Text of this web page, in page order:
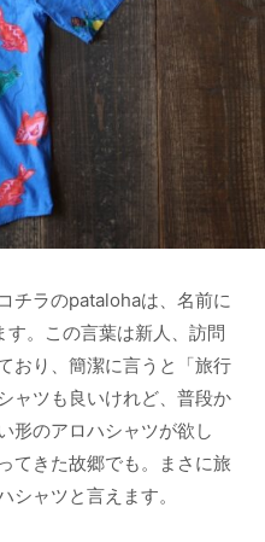
チラのpatalohaは、名前に
す。この言葉は新人、訪問
おり、簡潔に言うと「旅行
ャツも良いけれど、普段か
形のアロハシャツが欲し
てきた故郷でも。まさに旅
ャツと言えます。